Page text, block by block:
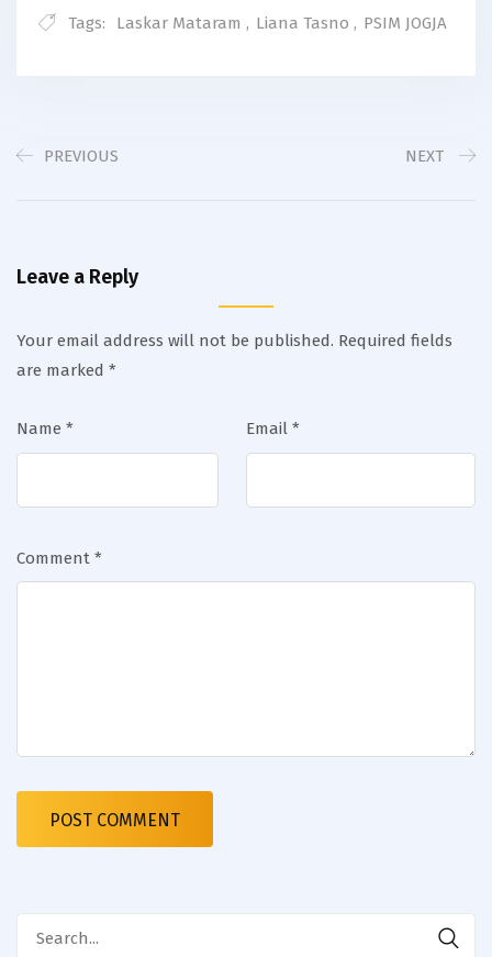
Tags: Laskar Mataram , Liana Tasno , PSIM JOGJA
PREVIOUS NEXT
Leave a Reply
Your email address will not be published. Required fields
are marked *
Name * Email *
Comment *